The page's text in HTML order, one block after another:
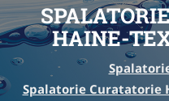
HAINE-
Spalatorie Curatatorie